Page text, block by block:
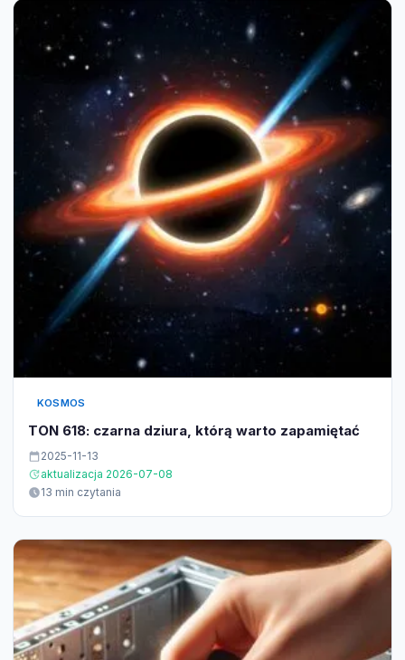
KOSMOS
TON 618: czarna dziura, którą warto zapamiętać
2025-11-13
aktualizacja 2026-07-08
13 min czytania